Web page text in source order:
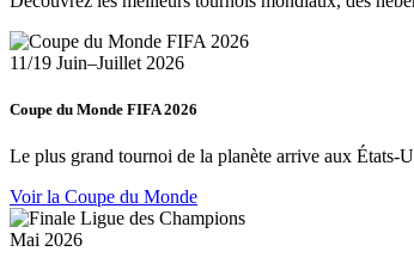
11/19 Juin–Juillet 2026
Coupe du Monde FIFA 2026
Le plus grand tournoi de la planète arrive aux États-
Voir la Coupe du Monde
Mai 2026